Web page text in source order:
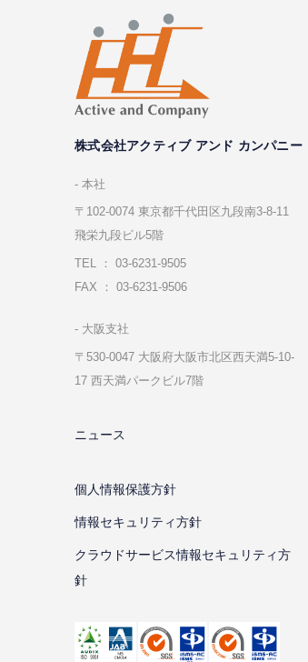
株式会社アクティブ アンド カンパニー
本社
〒102-0074 東京都千代⽥区九段南3-8-11
飛栄九段ビル5階
TEL ： 03-6231-9505
FAX ： 03-6231-9506
⼤阪⽀社
〒530-0047 ⼤阪府⼤阪市北区⻄天満5-10-
17 ⻄天満パークビル7階
ニュース
個⼈情報保護⽅針
情報セキュリティ⽅針
クラウドサービス情報セキュリティ方
針